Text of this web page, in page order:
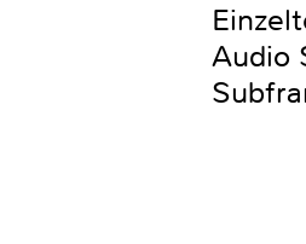
Audio